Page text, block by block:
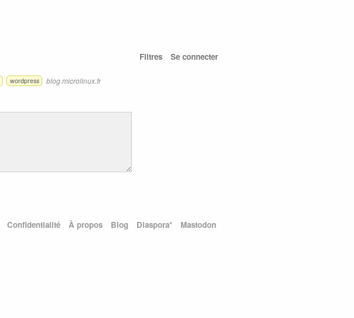
Filtres Se connecter
wordpress blog.microlinux.fr
Confidentialité À propos Blog Diaspora* Mastodon